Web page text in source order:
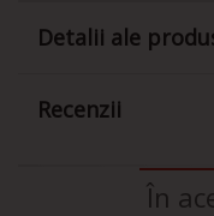
Detalii ale
Recenzii
În